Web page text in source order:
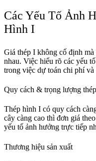
Các Yếu Tố Ảnh
Hình I
Giá thép I không cố định
nhau. Việc hiểu rõ các yếu
trong việc dự toán chi phí
Quy cách & trọng lượng
Thép hình I có quy cách
cây càng cao thì đơn giá
yếu tố ảnh hưởng trực tiếp
Thương hiệu sản xuất